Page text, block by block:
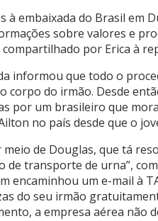
à embaixada do Brasil em
sobre valores e
compartilhado por Erica à
informou que todo o
corpo do irmão. Desde
por um brasileiro que
no país desde que o
de Douglas, que tá
de transporte de urna”,
encaminhou um e-mail à
do seu irmão
a empresa aérea não